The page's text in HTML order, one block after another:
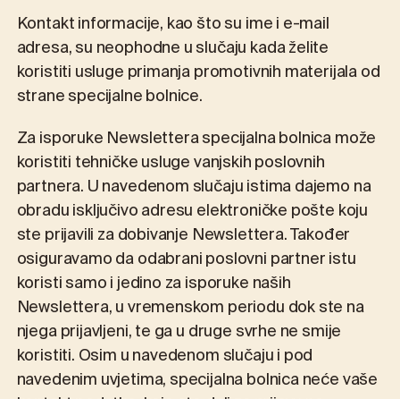
Kontakt informacije, kao što su ime i e-mail
adresa, su neophodne u slučaju kada želite
koristiti usluge primanja promotivnih materijala od
strane specijalne bolnice.
Za isporuke Newslettera specijalna bolnica može
koristiti tehničke usluge vanjskih poslovnih
partnera. U navedenom slučaju istima dajemo na
obradu isključivo adresu elektroničke pošte koju
ste prijavili za dobivanje Newslettera. Također
osiguravamo da odabrani poslovni partner istu
koristi samo i jedino za isporuke naših
Newslettera, u vremenskom periodu dok ste na
njega prijavljeni, te ga u druge svrhe ne smije
koristiti. Osim u navedenom slučaju i pod
navedenim uvjetima, specijalna bolnica neće vaše